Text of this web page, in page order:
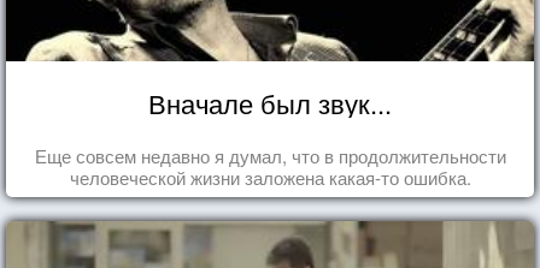
Вначале был звук...
Еще совсем недавно я думал, что в продолжительности
человеческой жизни заложена какая-то ошибка.